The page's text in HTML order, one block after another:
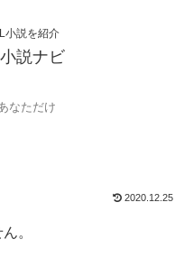
小説を紹介
説ナビ
なただけ
2020.12.25
。